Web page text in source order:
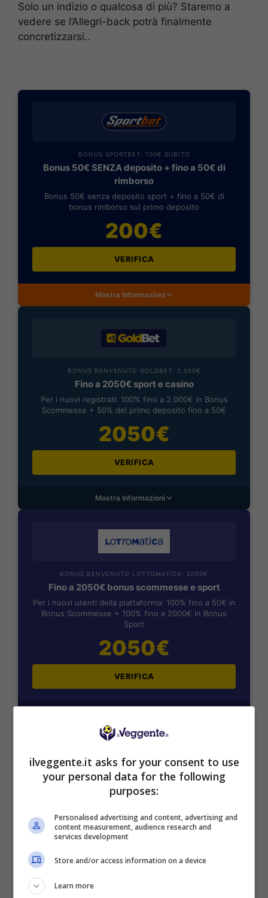
Solo un indizio o qualcosa di più? Staremo a
vedere se l’Allegri-back potrà finalmente
concretizzarsi..
BONUS SPORTBET: 100€ SUBITO
Bonus 50€ SENZA deposito + fino a 50€ di
rimborso
Bonus 50€ senza deposito sport + fino a 50€ di
bonus rimborso sul primo deposito
200€
VERIFICA
Mostra Informazioni
BONUS BENVENUTO GOLDBET: 2.050€
Fino a 2050€ sport e casino
Per i nuovi registrati: 100% fino a 2.000€ in Bonus
Scommesse + 50% del primo deposito fino a 50€
2050€
VERIFICA
Mostra Informazioni
BONUS BENVENUTO LOTTOMATICA: 2050€
Fino a 2050€ bonus scommesse e sport
Per i nuovi utenti della piattaforma: 100% fino a 50€ in
Bonus Scommesse + 100% fino a 2000€ in Bonus
Sport
2050€
VERIFICA
SNAI
Bonus Benvenuto Sport: fino a 1.000€
1000€
VERIFICA
ilveggente.it asks for your consent to use
your personal data for the following
purposes:
Personalised advertising and content, advertising and
content measurement, audience research and
services development
Store and/or access information on a device
Learn more